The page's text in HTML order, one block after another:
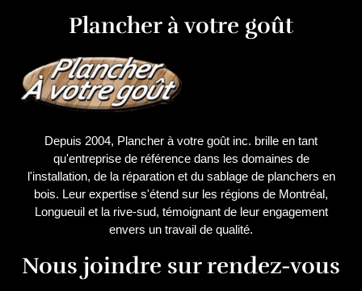
Plancher à votre goût
Depuis 2004, Plancher à votre goût inc. brille en tant
qu'entreprise de référence dans les domaines de
l'installation, de la réparation et du sablage de planchers en
bois. Leur expertise s'étend sur les régions de Montréal,
Longueuil et la rive-sud, témoignant de leur engagement
envers un travail de qualité.
Nous joindre sur rendez-vous